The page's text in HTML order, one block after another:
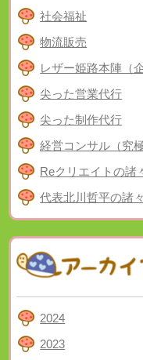
社会福祉
物流販売
レザー姫路本陣（
尖った営業代行
尖った制作代行
経営コンサル（究
Reクリエイトの諸
代表北川哲平の諸々
2024
2023